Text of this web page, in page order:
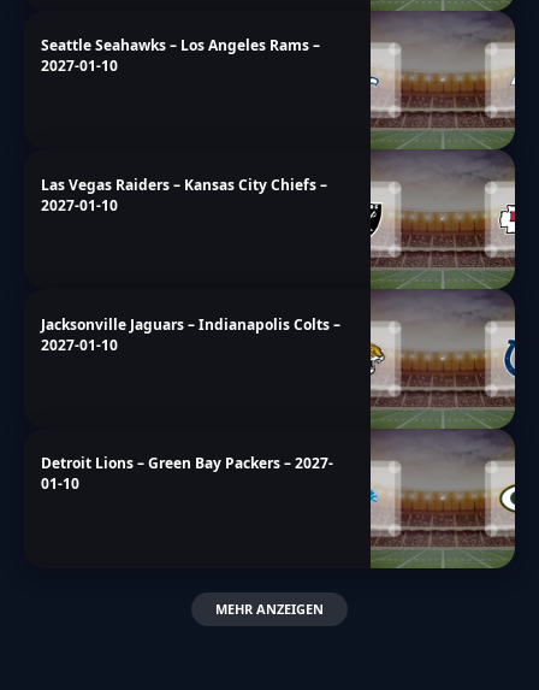
Seattle Seahawks – Los Angeles Rams –
2027-01-10
Las Vegas Raiders – Kansas City Chiefs –
2027-01-10
Jacksonville Jaguars – Indianapolis Colts –
2027-01-10
Detroit Lions – Green Bay Packers – 2027-
01-10
MEHR ANZEIGEN